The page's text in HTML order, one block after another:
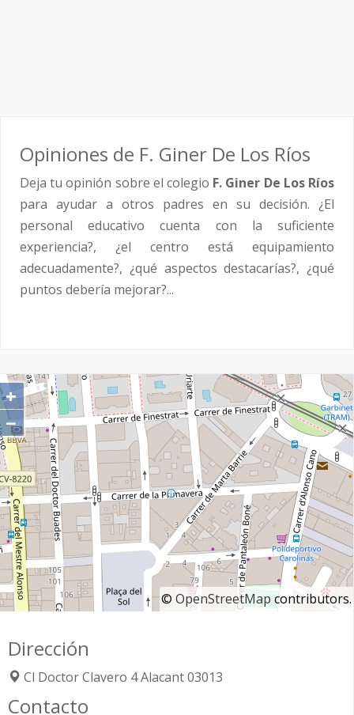
Opiniones de F. Giner De Los Ríos
Deja tu opinión sobre el colegio F. Giner De Los Ríos
para ayudar a otros padres en su decisión. ¿El
personal educativo cuenta con la suficiente
experiencia?, ¿el centro está equipamiento
adecuadamente?, ¿qué aspectos destacarías?, ¿qué
puntos debería mejorar?...
+
−
© OpenStreetMap contributors.
Dirección
Cl Doctor Clavero 4Alacant03013
Contacto